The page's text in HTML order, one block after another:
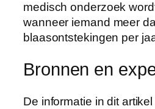
medisch onderzoek
wanneer iemand meer
blaasontstekingen per
Bronnen en
De informatie in dit